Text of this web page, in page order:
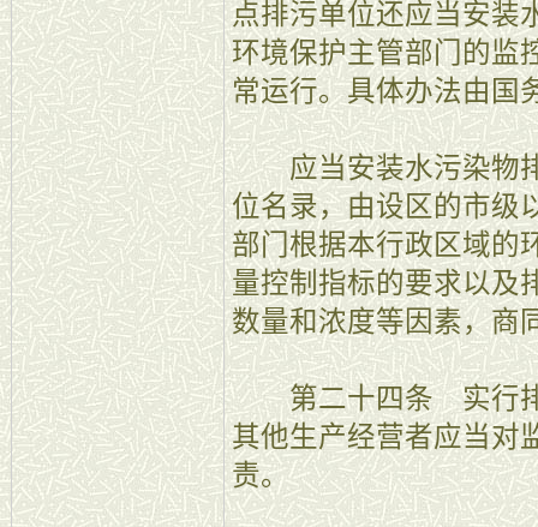
点排污单位还应当安装
环境保护主管部门的监
常运行。具体办法由国
应当安装水污染物排
位名录，由设区的市级
部门根据本行政区域的
量控制指标的要求以及
数量和浓度等因素，商
第二十四条 实行排
其他生产经营者应当对
责。